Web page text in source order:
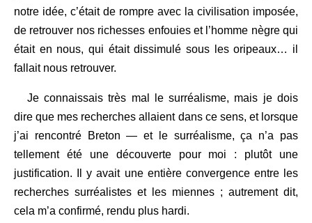
notre idée, c’était de rompre avec la civilisation imposée,
de retrouver nos richesses enfouies et l’homme nègre qui
était en nous, qui était dissimulé sous les oripeaux… il
fallait nous retrouver.
Je connaissais très mal le surréalisme, mais je dois
dire que mes recherches allaient dans ce sens, et lorsque
j’ai rencontré Breton — et le surréalisme, ça n’a pas
tellement été une découverte pour moi : plutôt une
justification. Il y avait une entière convergence entre les
recherches surréalistes et les miennes ; autrement dit,
cela m’a confirmé, rendu plus hardi.